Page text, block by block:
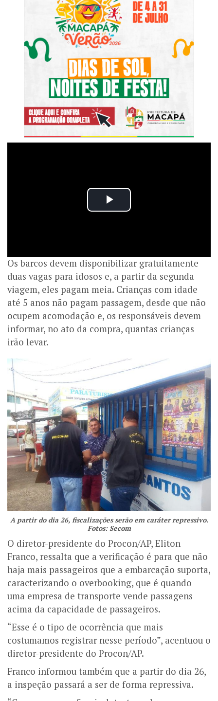
Os barcos devem disponibilizar gratuitamente
duas vagas para idosos e, a partir da segunda
viagem, eles pagam meia. Crianças com idade
até 5 anos não pagam passagem, desde que não
ocupem acomodação e, os responsáveis devem
informar, no ato da compra, quantas crianças
irão levar.
A partir do dia 26, fiscalizações serão em caráter repressivo.
Fotos: Secom
O diretor-presidente do Procon/AP, Eliton
Franco, ressalta que a verificação é para que não
haja mais passageiros que a embarcação suporta,
caracterizando o overbooking, que é quando
uma empresa de transporte vende passagens
acima da capacidade de passageiros.
“Esse é o tipo de ocorrência que mais
costumamos registrar nesse período”, acentuou o
diretor-presidente do Procon/AP.
Franco informou também que a partir do dia 26,
a inspeção passará a ser de forma repressiva.